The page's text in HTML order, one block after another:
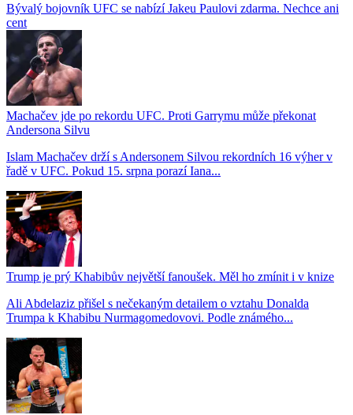
Bývalý bojovník UFC se nabízí Jakeu Paulovi zdarma. Nechce ani
cent
Machačev jde po rekordu UFC. Proti Garrymu může překonat
Andersona Silvu
Islam Machačev drží s Andersonem Silvou rekordních 16 výher v
řadě v UFC. Pokud 15. srpna porazí Iana...
Trump je prý Khabibův největší fanoušek. Měl ho zmínit i v knize
Ali Abdelaziz přišel s nečekaným detailem o vztahu Donalda
Trumpa k Khabibu Nurmagomedovovi. Podle známého...